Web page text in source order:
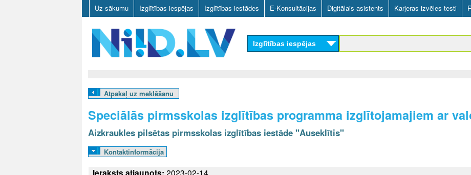
Skip
to
main
content
Uz sākumu Izglītības iespējas Izglītības iestādes E-Konsultācijas Digitālais asistents Karjeras izvēles testi
D
Izglītības iespējas
Atpakaļ uz meklēšanu
Speciālās pirmsskolas izglītības programma izglītojamajiem ar
Aizkraukles pilsētas pirmsskolas izglītības iestāde "Auseklītis"
Kontaktinformācija
2023-02-14